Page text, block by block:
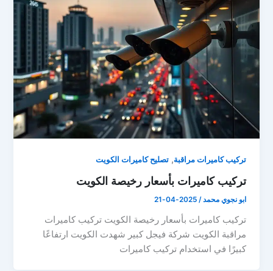
تركيب كاميرات مراقبة,تصليح كاميرات الكويت
تركيب كاميرات بأسعار رخيصة الكويت
ابو نجوي محمد/
2025-04-21
تركيب كاميرات بأسعار رخيصة الكويت تركيب كاميرات
مراقبة الكويت شركة فيجل كبير شهدت الكويت ارتفاعًا
كبيرًا في استخدام تركيب كاميرات